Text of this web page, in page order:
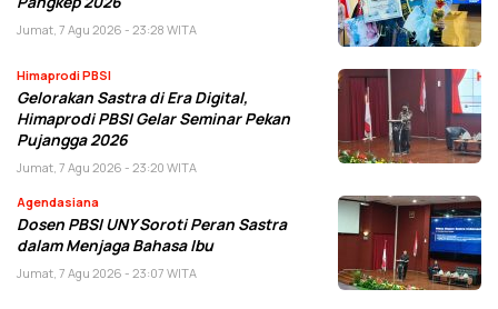
Jumat, 7 Agu 2026 - 23:28 WITA
Himaprodi PBSI
Gelorakan Sastra di Era Digital,
Himaprodi PBSI Gelar Seminar Pekan
Pujangga 2026
Jumat, 7 Agu 2026 - 23:20 WITA
Agendasiana
Dosen PBSI UNY Soroti Peran Sastra
dalam Menjaga Bahasa Ibu
Jumat, 7 Agu 2026 - 23:07 WITA